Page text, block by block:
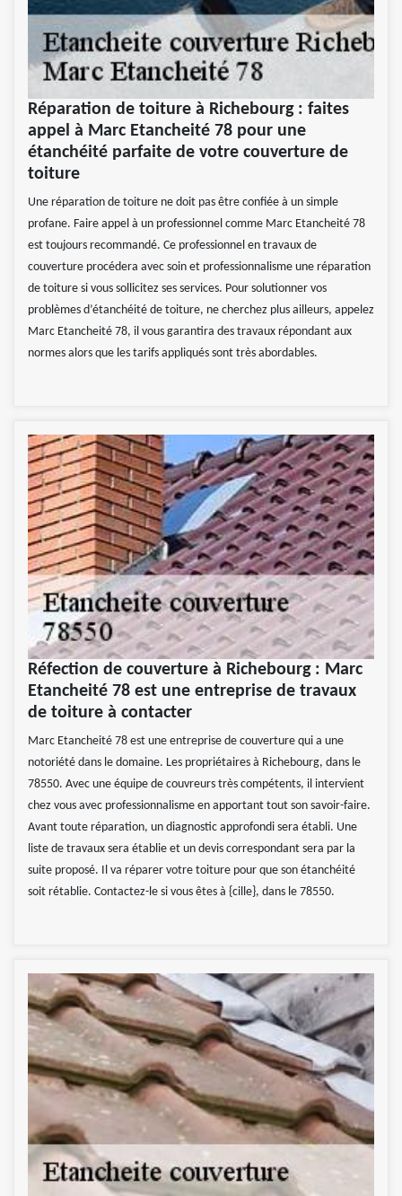
Réparation de toiture à Richebourg : faites
appel à Marc Etancheité 78 pour une
étanchéité parfaite de votre couverture de
toiture
Une réparation de toiture ne doit pas être confiée à un simple
profane. Faire appel à un professionnel comme Marc Etancheité 78
est toujours recommandé. Ce professionnel en travaux de
couverture procédera avec soin et professionnalisme une réparation
de toiture si vous sollicitez ses services. Pour solutionner vos
problèmes d’étanchéité de toiture, ne cherchez plus ailleurs, appelez
Marc Etancheité 78, il vous garantira des travaux répondant aux
normes alors que les tarifs appliqués sont très abordables.
Réfection de couverture à Richebourg : Marc
Etancheité 78 est une entreprise de travaux
de toiture à contacter
Marc Etancheité 78 est une entreprise de couverture qui a une
notoriété dans le domaine. Les propriétaires à Richebourg, dans le
78550. Avec une équipe de couvreurs très compétents, il intervient
chez vous avec professionnalisme en apportant tout son savoir-faire.
Avant toute réparation, un diagnostic approfondi sera établi. Une
liste de travaux sera établie et un devis correspondant sera par la
suite proposé. Il va réparer votre toiture pour que son étanchéité
soit rétablie. Contactez-le si vous êtes à {cille}, dans le 78550.